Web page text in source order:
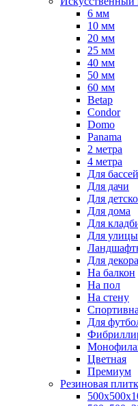
6 мм
10 мм
20 мм
25 мм
40 мм
50 мм
60 мм
Betap
Condor
Domo
Panama
2 метра
4 метра
Для
Для дачи
Для
Для дома
Для
Для улицы
Для декора
На балкон
На пол
На стену
Для
Цветная
Премиум
Резиновая